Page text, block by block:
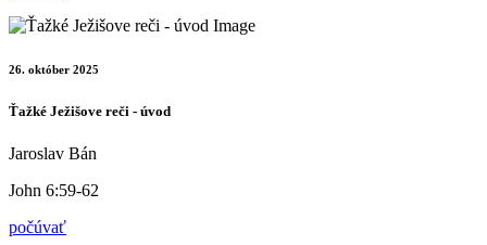
26. október 2025
Ťažké Ježišove reči - úvod
Jaroslav Bán
John 6:59-62
počúvať